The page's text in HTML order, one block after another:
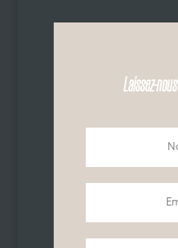
Laissez-